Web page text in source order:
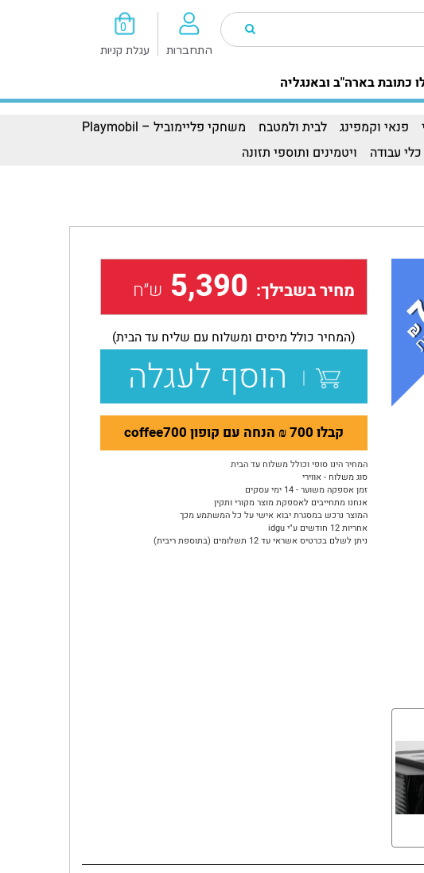
0
עגלת קניות התחברות
כתובת בארה"ב ובאנגליה
פנאי וקמפינג לבית ולמטבח
משחקי פליימוביל – Playmobil
כלי עבודה ויטמינים ותוספי תזונה
מחיר בשבילך: 5,390 ש״ח
(המחיר כולל מיסים ומשלוח עם שליח עד הבית)
הוסף לעגלה
קבלו 700 ₪ הנחה עם קופון coffee700
המחיר הינו סופי וכולל משלוח עד הבית
סוג משלוח - אווירי
זמן אספקה משוער - 14 ימי עסקים
אנחנו מתחייבים לאספקת מוצר מקורי ותקין
המוצר נרכש במסגרת יבוא אישי על כל המשתמע מכך
אחריות 12 חודשים ע"י idgu
ניתן לשלם בכרטיס אשראי עד 12 תשלומים (בתוספת ריבית)